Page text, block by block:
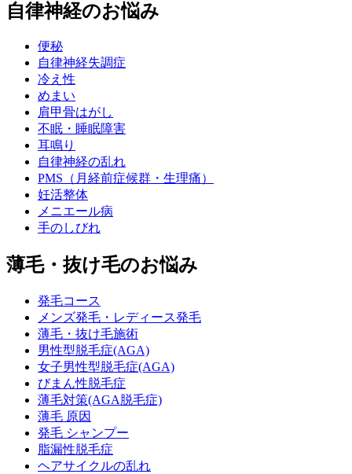
自律神経のお悩み
便秘
自律神経失調症
冷え性
めまい
肩甲骨はがし
不眠・睡眠障害
耳鳴り
自律神経の乱れ
PMS（月経前症候群・生理痛）
妊活整体
メニエール病
手のしびれ
薄毛・抜け毛のお悩み
発毛コース
メンズ発毛・レディース発毛
薄毛・抜け毛施術
男性型脱毛症(AGA)
女子男性型脱毛症(AGA)
びまん性脱毛症
薄毛対策(AGA脱毛症)
薄毛 原因
発毛 シャンプー
脂漏性脱毛症
ヘアサイクルの乱れ